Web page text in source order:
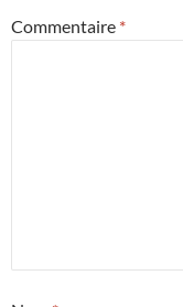
Commentaire *